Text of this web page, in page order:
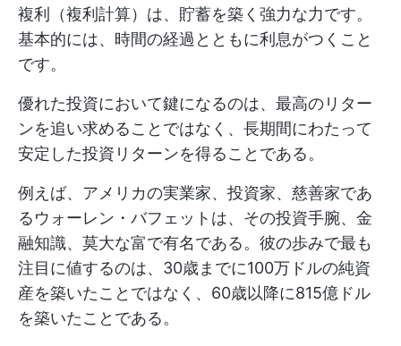
複利（複利計算）は、貯蓄を築く強力な力です。
基本的には、時間の経過とともに利息がつくこと
です。
優れた投資において鍵になるのは、最高のリター
ンを追い求めることではなく、長期間にわたって
安定した投資リターンを得ることである。
例えば、アメリカの実業家、投資家、慈善家であ
るウォーレン・バフェットは、その投資手腕、金
融知識、莫大な富で有名である。彼の歩みで最も
注目に値するのは、30歳までに100万ドルの純資
産を築いたことではなく、60歳以降に815億ドル
を築いたことである。